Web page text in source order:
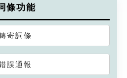
條功能
寄詞條
誤通報